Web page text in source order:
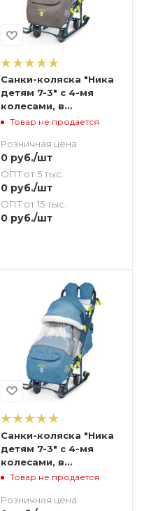
Санки-коляска "Ника
детям 7-3" с 4-мя
колесами, в
джинсовом стиле
Товар не продается
Розничная цена
0руб./шт
ОПТ от 5 тыс.
0руб./шт
ОПТ от 15 тыс.
0руб./шт
Санки-коляска "Ника
детям 7-3" с 4-мя
колесами, в
джинсовом стиле
Товар не продается
Розничная цена